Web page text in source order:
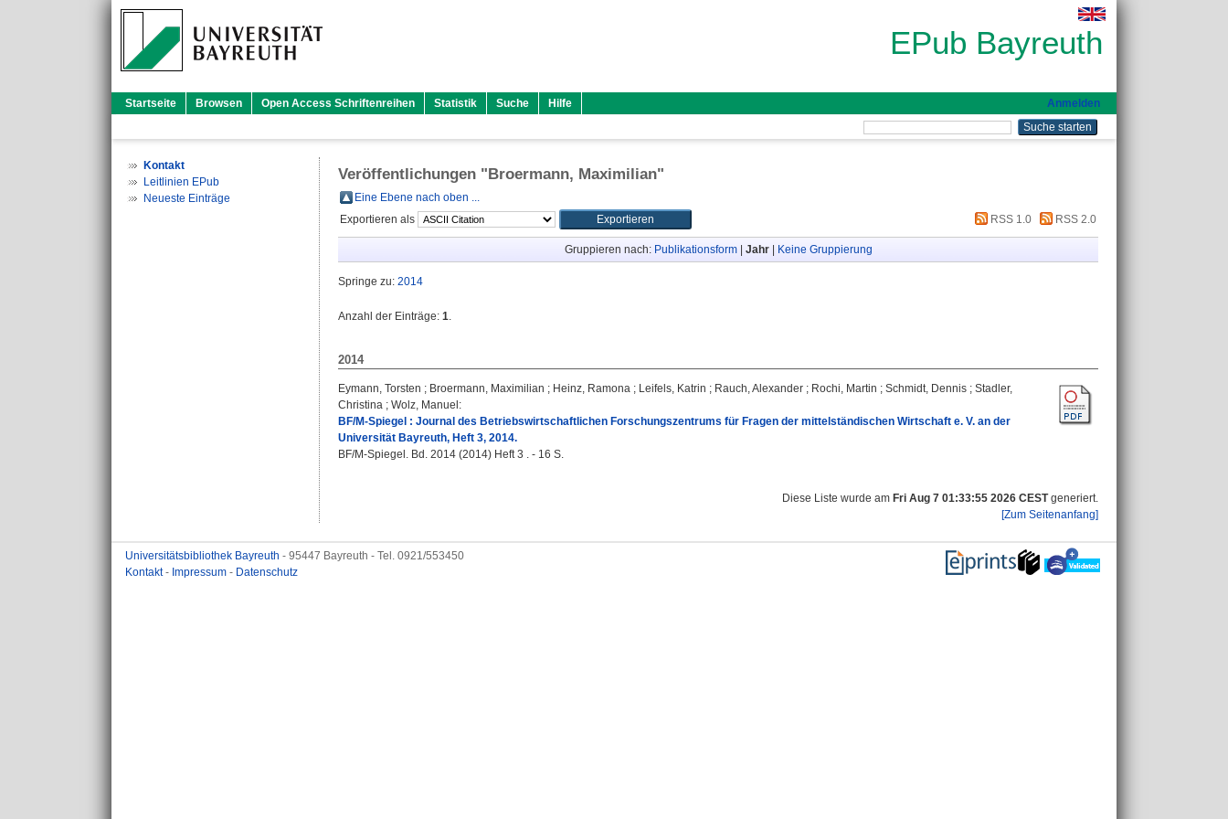
EPub Bayreuth
Startseite Browsen Open Access Schriftenreihen Statistik Suche Hilfe Anmelden
Kontakt
Leitlinien EPub
Neueste Einträge
Veröffentlichungen "Broermann, Maximilian"
Eine Ebene nach oben ...
Exportieren als
RSS 1.0 RSS 2.0
Gruppieren nach: Publikationsform| Jahr| Keine Gruppierung
Springe zu: 2014
Anzahl der Einträge: 1.
2014
Eymann, Torsten ; Broermann, Maximilian ; Heinz, Ramona ; Leifels, Katrin ; Rauch, Alexander ; Rochi, Martin ; Schmidt, Dennis ; Stadler,
Christina ; Wolz, Manuel :
BF/M-Spiegel : Journal des Betriebswirtschaftlichen Forschungszentrums für Fragen der mittelständischen Wirtschaft e. V. an der
Universität Bayreuth, Heft 3, 2014.
BF/M-Spiegel. Bd. 2014 (2014) Heft 3 . - 16 S.
Diese Liste wurde am Fri Aug 7 01:33:55 2026 CESTgeneriert.
[Zum Seitenanfang]
Universitätsbibliothek Bayreuth - 95447 Bayreuth - Tel. 0921/553450
Kontakt- Impressum - Datenschutz